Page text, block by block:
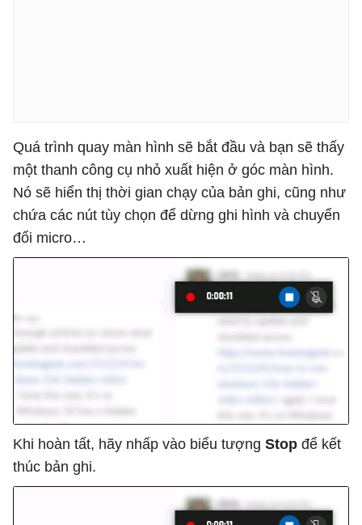
Quá trình quay màn hình sẽ bắt đầu và bạn sẽ thấy
một thanh công cụ nhỏ xuất hiện ở góc màn hình.
Nó sẽ hiển thị thời gian chạy của bản ghi, cũng như
chứa các nút tùy chọn để dừng ghi hình và chuyển
đổi micro…
Khi hoàn tất, hãy nhấp vào biểu tượng Stop để kết
thúc bản ghi.